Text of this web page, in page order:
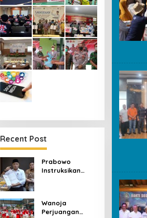
Recent Post
Prabowo
Instruksikan
Jadikan Negara
ASEAN sebagai
Wanoja
Perjuangan